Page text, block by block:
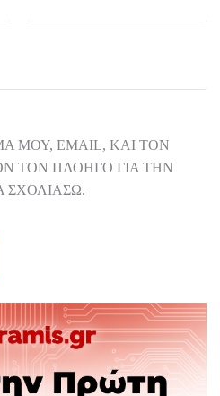
ΜΟΥ, EMAIL, ΚΑΙ ΤΟΝ
ΤΟΝ ΠΛΟΗΓΌ ΓΙΑ ΤΗΝ